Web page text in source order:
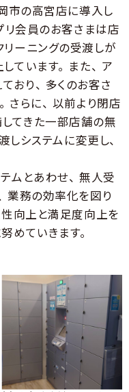
市の高宮店に導入し
リ会員のお客さまは店
ーニングの受渡しが
ています。 また、 ア
おり、 多くのお客さ
さらに、 以前より閉店
てきた一部店舗の無
しシステムに変更し、
ムとあわせ、 無人受
業務の効率化を図り
性向上と満足度向上を
めていきます。